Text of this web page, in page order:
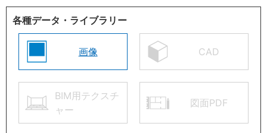
各種データ・ライブラリー
画像 CAD
BIM用テクスチ
ャー
図面PDF